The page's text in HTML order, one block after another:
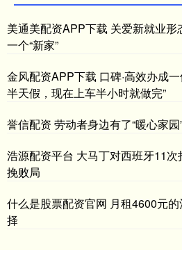
美通美配资APP下载 关爱新就业形
一个“新家”
金风配资APP下载 口碑·高效办成
半天假，现在上车半小时就做完”
誉信配资 劳动者身边有了“暖心家园
浩源配资平台 大马丁对西班牙11
挽败局
什么是股票配资官网 月租4600元
择